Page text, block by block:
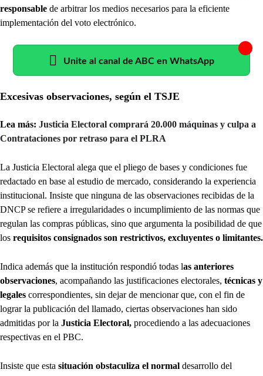
responsable de arbitrar los medios necesarios para la eficiente
implementación del voto electrónico.
Unite al canal de ABC en WhatsApp
Excesivas observaciones, según el TSJE
Lea más: Justicia Electoral comprará 20.000 máquinas y culpa a
Contrataciones por retraso para el PLRA
La Justicia Electoral alega que el pliego de bases y condiciones fue
redactado en base al estudio de mercado, considerando la experiencia
institucional. Insiste que ninguna de las observaciones recibidas de la
DNCP se refiere a irregularidades o incumplimiento de las normas que
regulan las compras públicas, sino que argumenta la posibilidad de que
los requisitos consignados son restrictivos, excluyentes o limitantes.
Indica además que la institución respondió todas las anteriores
observaciones, acompañando las justificaciones electorales, técnicas y
legales correspondientes, sin dejar de mencionar que, con el fin de
lograr la publicación del llamado, ciertas observaciones han sido
admitidas por la Justicia Electoral, procediendo a las adecuaciones
respectivas en el PBC.
Insiste que esta situación obstaculiza el normal desarrollo del